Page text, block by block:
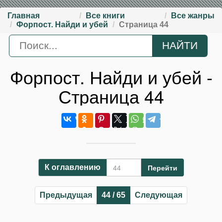
Главная Все книги
Все жанры
Форпост. Найди и убей
Страница 44
Форпост. Найди и убей -
Страница 44
К оглавлению Перейти
Предыдущая 44 / 65 Следующая